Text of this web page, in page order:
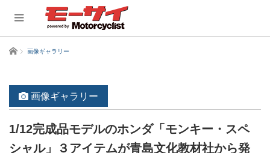
ホーム 画像ギャラリー
画像ギャラリー
1/12完成品モデルのホンダ「モンキー・スペ
シャル」３アイテムが青島文化教材社から発